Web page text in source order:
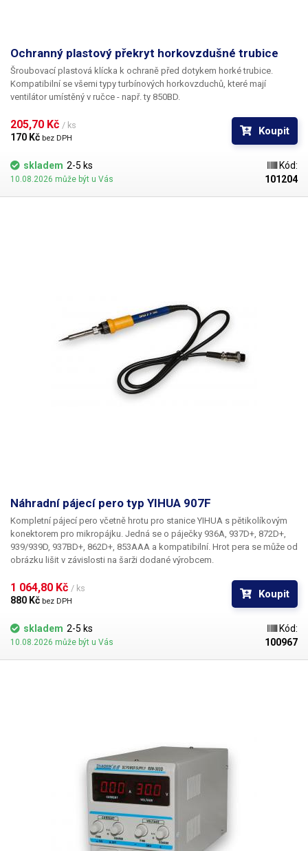
Ochranný plastový překryt horkovzdušné trubice
Šroubovací plastová klícka k ochraně před dotykem horké trubice.
Kompatibilní se všemi typy turbínových horkovzduchů, které mají
ventilátor umístěný v ručce - např. ty 850BD.
205,70 Kč / ks
170 Kč bez DPH
Koupit
skladem 2-5 ks
10.08.2026 může být u Vás
Kód:
101204
Náhradní pájecí pero typ YIHUA 907F
Kompletní pájecí pero včetně hrotu pro stanice YIHUA s pětikolíkovým
konektorem pro mikropájku. Jedná se o páječky 936A, 937D+, 872D+,
939/939D, 937BD+, 862D+, 853AAA a kompatibilní. Hrot pera se může od
obrázku lišit v závislosti na šarži dodané výrobcem.
1 064,80 Kč / ks
880 Kč bez DPH
Koupit
skladem 2-5 ks
10.08.2026 může být u Vás
Kód:
100967